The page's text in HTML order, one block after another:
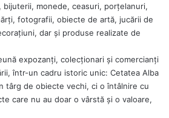
bijuterii, monede, ceasuri, porțelanuri,
fotografii, obiecte de artă, jucării de
dar și produse realizate de
expozanți, colecționari și comercianți
într-un cadru istoric unic: Cetatea Alba
târg de obiecte vechi, ci o întâlnire cu
care nu au doar o vârstă și o valoare,